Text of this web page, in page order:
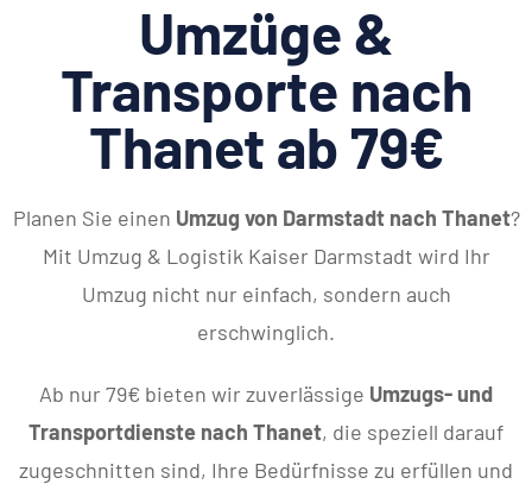
Umzüge &
Transporte nach
Thanet ab 79€
Planen Sie einen Umzug von Darmstadt nach Thanet?
Mit Umzug & Logistik Kaiser Darmstadt wird Ihr
Umzug nicht nur einfach, sondern auch
erschwinglich.
Ab nur 79€ bieten wir zuverlässige Umzugs- und
Transportdienste nach Thanet, die speziell darauf
zugeschnitten sind, Ihre Bedürfnisse zu erfüllen und